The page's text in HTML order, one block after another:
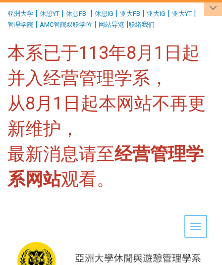
亚洲大学 | 休憩YT | 休憩FB | 休憩IG | 亚大FB | 亚大IG | 亚大YT |
管理学院 | AMC管院双联学位 | 网站导览 |联络我们
本系已于113年8月1日起
并入经营管理学系，
从8月1日起本网站不再更
新维护，
最新消息请至经营管理学
系网站观看。
Toggle